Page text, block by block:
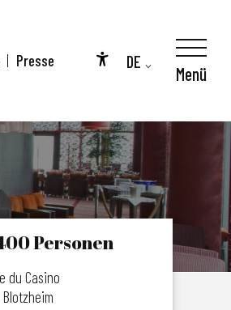
Accessibilité
DE
Presse
Menü
Personen
du Casino